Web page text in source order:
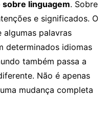
sobre linguagem. Sobre
e significados. O
palavras
determinados idiomas
também passa a
Não é apenas
mudança completa